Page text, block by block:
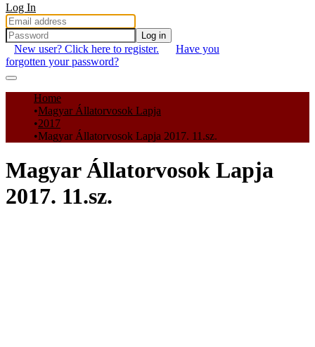
Log In
Log in
New user? Click here to register.
Have you
forgotten your password?
Communities & Collections
All of DSpace
Statistics
Home
Magyar Állatorvosok Lapja
2017
Magyar Állatorvosok Lapja 2017. 11.sz.
Magyar Állatorvosok Lapja
2017. 11.sz.